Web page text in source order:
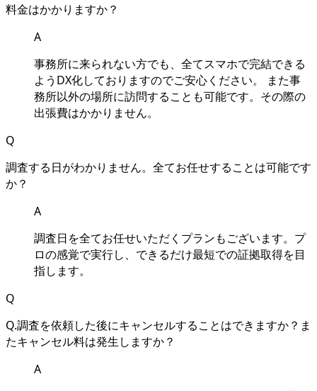
料⾦はかかりますか？
A
事務所に来られない方でも、全てスマホで完結できる
ようDX化しておりますのでご安⼼ください。 また事
務所以外の場所に訪問することも可能です。その際の
出張費はかかりません。
Q
調査する⽇がわかりません。全てお任せすることは可能です
か？
A
調査⽇を全てお任せいただくプランもございます。プ
ロの感覚で実⾏し、できるだけ最短での証拠取得を⽬
指します。
Q
Q.調査を依頼した後にキャンセルすることはできますか？ま
たキャンセル料は発生しますか？
A